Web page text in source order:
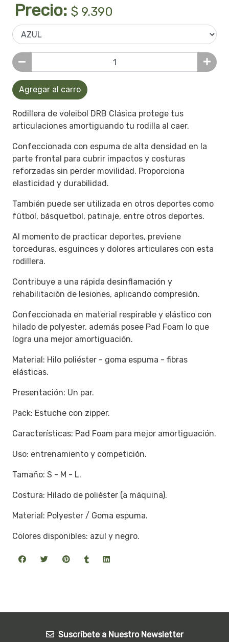
Precio: $ 9.390
Agregar al carro
Rodillera de voleibol DRB Clásica protege tus
articulaciones amortiguando tu rodilla al caer.
Confeccionada con espuma de alta densidad en la
parte frontal para cubrir impactos y costuras
reforzadas sin perder movilidad. Proporciona
elasticidad y durabilidad.
También puede ser utilizada en otros deportes como
fútbol, básquetbol, patinaje, entre otros deportes.
Al momento de practicar deportes, previene
torceduras, esguinces y dolores articulares con esta
rodillera.
Contribuye a una rápida desinflamación y
rehabilitación de lesiones, aplicando compresión.
Confeccionada en material respirable y elástico con
hilado de polyester, además posee Pad Foam lo que
logra una mejor amortiguación.
Material: Hilo poliéster - goma espuma - fibras
elásticas.
Presentación: Un par.
Pack: Estuche con zipper.
Características: Pad Foam para mejor amortiguación.
Uso: entrenamiento y competición.
Tamaño: S - M - L.
Costura: Hilado de poliéster (a máquina).
Material: Polyester / Goma espuma.
Colores disponibles: azul y negro.
Suscríbete a Nuestro Newsletter